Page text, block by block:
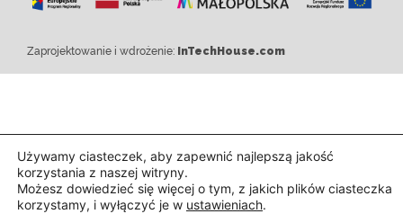
Zaprojektowanie i wdrożenie: InTechHouse.com
Używamy ciasteczek, aby zapewnić najlepszą jakość
korzystania z naszej witryny.
Możesz dowiedzieć się więcej o tym, z jakich plików ciasteczka
korzystamy, i wyłączyć je w ustawieniach.